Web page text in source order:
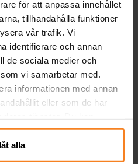
för att anpassa innehållet
tillhandahålla funktioner
vår trafik. Vi
identifierare och annan
de sociala medier och
vi samarbetar med.
informationen med annan
eller som de har
alla
Partyspel Enhörning 2-
16 spelare
Pris:29,00 kr
29,00 kr
KÖP